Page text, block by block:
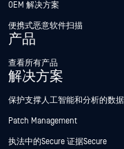
OEM 解决方案
便携式恶意软件扫描
产品
查看所有产品
解决方案
保护支撑人工智能和分析的数据
Patch Management
执法中的Secure 证据Secure